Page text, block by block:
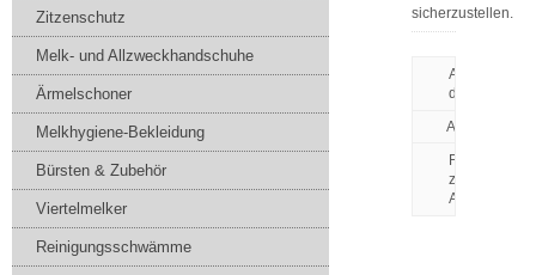
sicherzustellen.
drucken
Frage
zu
Artikel
Zitzenschutz
Melk- und Allzweckhandschuhe
Ärmelschoner
Melkhygiene-Bekleidung
Bürsten & Zubehör
Viertelmelker
Reinigungsschwämme